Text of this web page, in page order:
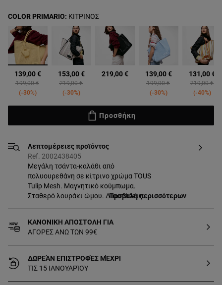
επιλεγμένα
139,00 €
Price reduced from
199,00 €to
-30%
153,00 €
Price reduced from
219,00 €to
-30%
219,00 € 139,00 €
Price reduced from
199,00 €to
-30%
131,00 €
Price
219,00 €to
-40%
COLOR PRIMARIO: ΚΙΤΡΙΝΟΣ
Προσθήκη
Λεπτομέρειες προϊόντος
Ref. 2002438405
Μεγάλη τσάντα-καλάθι από
πολυουρεθάνη σε κίτρινο χρώμα TOUS
Tulip Mesh. Μαγνητικό κούμπωμα.
Σταθερό λουράκι ώμου. ΔιαστάσειςΠροβολή περισσότερων
ΚΑΝΟΝΙΚΗ ΑΠΟΣΤΟΛΗ ΓΙΑ
ΑΓΟΡΕΣ ΑΝΩ ΤΩΝ 99€
ΔΩΡΕΆΝ ΕΠΙΣΤΡΟΦΈΣ ΜΈΧΡΙ
ΤΙΣ 15 ΙΑΝΟΥΑΡΊΟΥ